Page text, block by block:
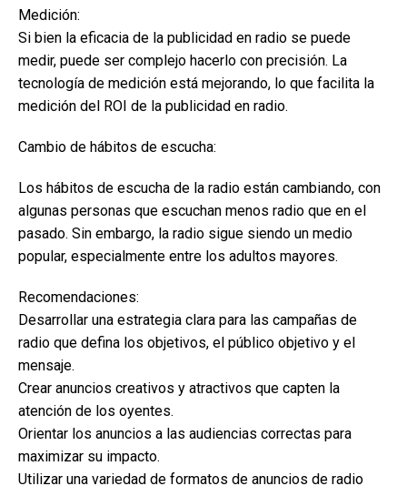
Medición:
Si bien la eficacia de la publicidad en radio se puede
medir, puede ser complejo hacerlo con precisión. La
tecnología de medición está mejorando, lo que facilita la
medición del ROI de la publicidad en radio.
Cambio de hábitos de escucha:
Los hábitos de escucha de la radio están cambiando, con
algunas personas que escuchan menos radio que en el
pasado. Sin embargo, la radio sigue siendo un medio
popular, especialmente entre los adultos mayores.
Recomendaciones:
Desarrollar una estrategia clara para las campañas de
radio que defina los objetivos, el público objetivo y el
mensaje.
Crear anuncios creativos y atractivos que capten la
atención de los oyentes.
Orientar los anuncios a las audiencias correctas para
maximizar su impacto.
Utilizar una variedad de formatos de anuncios de radio